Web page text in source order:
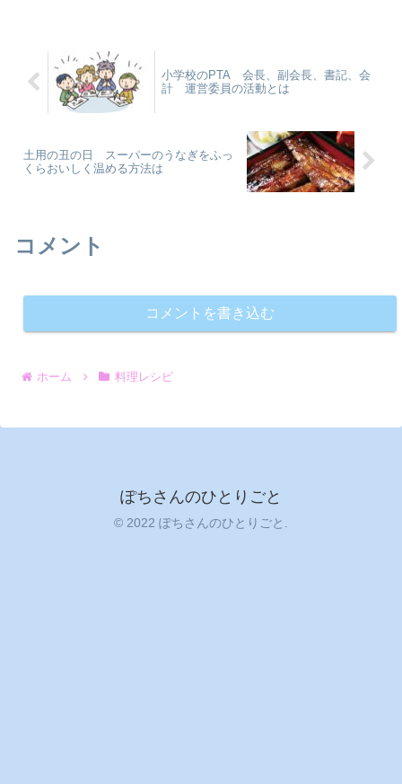
小学校のPTA 会長、副会長、書記、会
計 運営委員の活動とは
土用の丑の日 スーパーのうなぎをふっ
くらおいしく温める方法は
コメント
コメントを書き込む
ホーム 料理レシピ
ぽちさんのひとりごと
© 2022 ぽちさんのひとりごと.